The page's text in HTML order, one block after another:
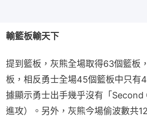
輸籃板輸天下
提到籃板，灰熊全場取得63個籃板
板，相反勇士全場45個籃板中只有
據顯示勇士出手幾乎沒有「
進攻）。另外，灰熊今場偷波數共